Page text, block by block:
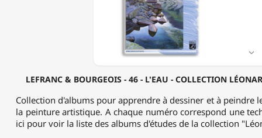
D'ÉTUDE
LEFRANC & BOURGEOIS - 46 - L'EAU - COLLECTION

Collection d'albums pour apprendre à dessiner et à peindre
la peinture artistique. A chaque numéro correspond une
ici pour voir la liste des albums d'études de la collection